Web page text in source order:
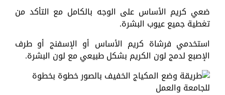
ضعي كريم الأساس على الوجه بالكامل مع التأكد من
تغطية جميع عيوب البشرة.
استخدمي فرشاة كريم الأساس أو الإسفنج أو طرف
الإصبع لدمج لون الكريم بشكل طبيعي مع لون البشرة.